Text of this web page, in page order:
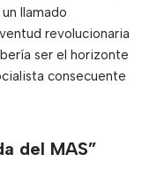
llamado
revolucionaria
ser el horizonte
consecuente
del MAS”